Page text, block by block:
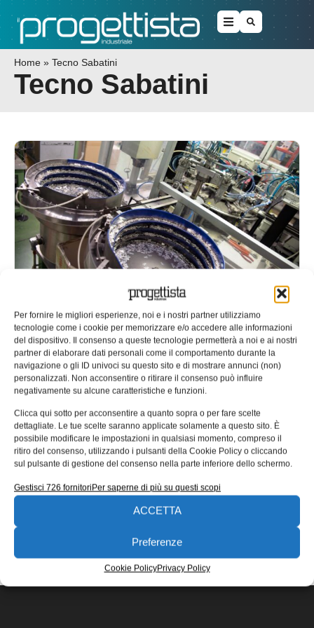
Per fornire le migliori esperienze, noi e i nostri partner utilizziamo
tecnologie come i cookie per memorizzare e/o accedere alle informazioni
del dispositivo. Il consenso a queste tecnologie permetterà a noi e ai nostri
partner di elaborare dati personali come il comportamento durante la
navigazione o gli ID univoci su questo sito e di mostrare annunci (non)
personalizzati. Non acconsentire o ritirare il consenso può influire
negativamente su alcune caratteristiche e funzioni.
Clicca qui sotto per acconsentire a quanto sopra o per fare scelte
dettagliate. Le tue scelte saranno applicate solamente a questo sito. È
possibile modificare le impostazioni in qualsiasi momento, compreso il
ritiro del consenso, utilizzando i pulsanti della Cookie Policy o cliccando
sul pulsante di gestione del consenso nella parte inferiore dello schermo.
Gestisci 726 fornitoriPer saperne di più su questi scopi
ACCETTA
Preferenze
Cookie PolicyPrivacy Policy
Home » Tecno Sabatini
Tecno Sabatini
Agevolazioni Nuova Sabatini e
Tecno Sabatini agli sgoccioli
Agevolazioni Nuova Sabatini e Tecno Sabatini agli
sgoccioli: secondo Assilea e Ucimu se non si agisce
subito, a giugnosi fermerà lo sviluppo delle PMI.
Manuel Forte 26/05/2021
EDICOLA WEB